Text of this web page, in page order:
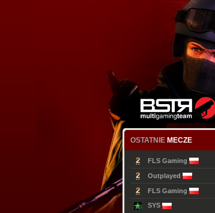
OSTATNIE MECZE
FLS Gaming
Outplayed
FLS Gaming
SYS